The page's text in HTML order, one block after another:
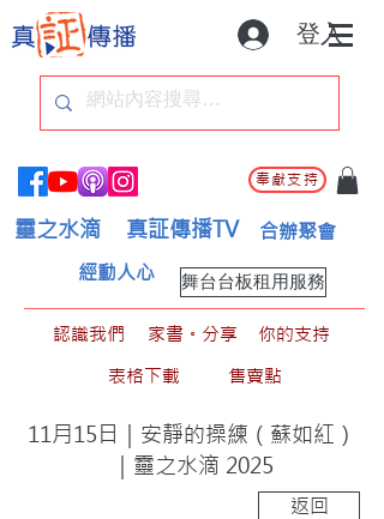
登入
奉獻支持
靈之水滴 真証傳播TV 合辦聚會
舞台台板租用服務
經動人心
認識我們 家書。分享
你的支持
表格下載
售賣點
11月15日｜安靜的操練（蘇如紅）
｜靈之水滴 2025
返回